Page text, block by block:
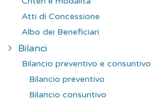
Atti di Concessione
Albo dei Beneficiari
Bilanci
Bilancio preventivo e consuntivo
Bilancio preventivo
Bilancio consuntivo